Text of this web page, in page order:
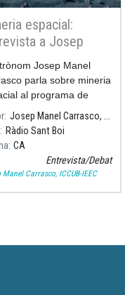
espacial:
a Josep
Carrasco
Josep Manel
parla sobre mineria
al programa de
Sant Boi La República
Josep Manel Carrasco, ICCUB-IEEC
Ràdio Sant Boi
CA
Entrevista/Debat
Manel Carrasco, ICCUB-IEEC